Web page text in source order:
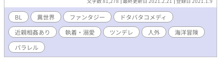
パラレル話です。同じキャラクターが出てきますが独立したお話
です。こちらからでも読めるように書きましたが本編をかじった
上で読まれるとより楽しめるかと思います。 ◆お色気シーンはぬ
るいです。 ◆終始、おふざけの域を出ませんので悪しからず。 ◆
キャラの性格は本編を踏襲しつつ、かなりお間抜けになってま
す。 ◆「可愛らしい受けちゃん」はおりません、主人公は耽美な
BL 異世界 ファンタジー
ドタバタコメディ
近親相姦あり
執着・溺愛 ツンデレ 人外
海洋冒険
パラレル